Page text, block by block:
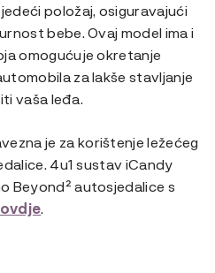
položaj, osiguravajući
bebe. Ovaj model ima i
omogućuje okretanje
za lakše stavljanje
vaša leđa.
je za korištenje ležećeg
4u1 sustav iCandy
Beyond² autosjedalice s
ovdje.